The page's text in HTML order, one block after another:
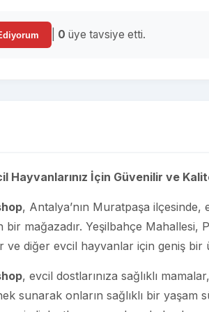
0 üye tavsiye etti.
Hayvanlarınız İçin Güvenilir ve
, Antalya’nın Muratpaşa
bir mağazadır. Yeşilbahçe Mahallesi,
ve diğer evcil hayvanlar için geniş
, evcil dostlarınıza sağlıklı
sunarak onların sağlıklı bir yaşam